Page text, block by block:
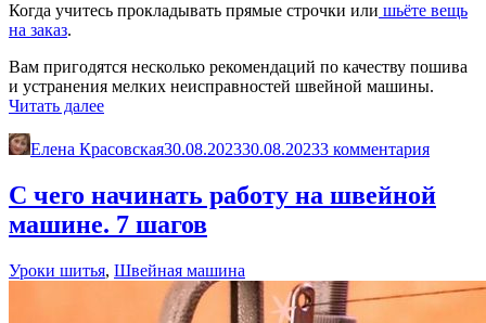
Когда учитесь прокладывать прямые строчки или шьёте вещь
на заказ.
Вам пригодятся несколько рекомендаций по качеству пошива
и устранения мелких неисправностей швейной машины.
Читать далее«Устранение
неисправностей
при
швейной
машины»
Елена Красовская30.08.202330.08.20233 комментария
С чего начинать работу на швейной
машине. 7 шагов
Уроки шитья, Швейная машина